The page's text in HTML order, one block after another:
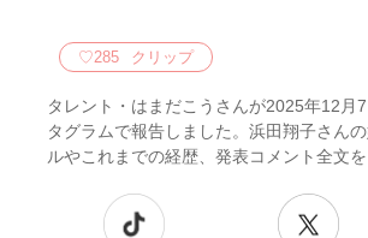
♡285 クリップ
タレント・はまだこうさんが2025年12月
タグラムで報告しました。浜田翔子さん
ルやこれまでの経歴、発表コメント全文